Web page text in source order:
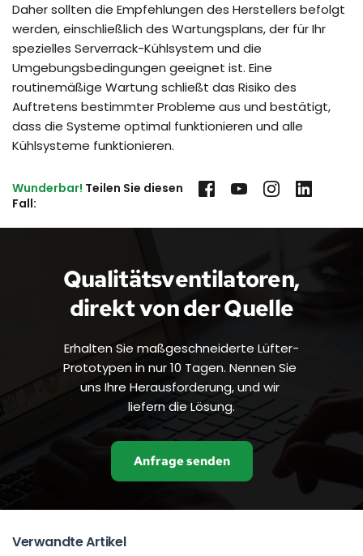
Daher sollten die Empfehlungen des Herstellers befolgt
werden, einschließlich des Wartungsplans, der für Ihr
spezielles Serverrack-Kühlsystem und die
Umgebungsbedingungen geeignet ist. Eine
routinemäßige Wartung schließt das Risiko des
Auftretens bestimmter Probleme aus und bestätigt,
dass die Systeme optimal funktionieren und alle
Kühlsysteme funktionieren.
Wunderbar! Teilen Sie diesen
Fall:
Qualitätsventilatoren,
direkt von der Quelle
Erhalten Sie maßgeschneiderte Lüfter-
Prototypen in nur 10 Tagen. Nennen Sie
uns Ihre Herausforderung, und wir
liefern die Lösung.
Anfrage senden
Verwandte Artikel